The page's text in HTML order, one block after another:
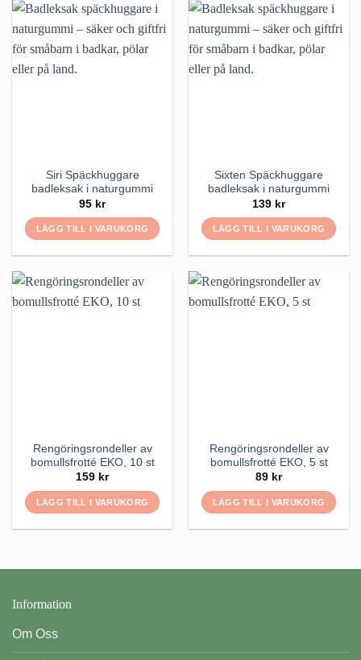
Siri Späckhuggare
badleksak i naturgummi
95 kr
LÄGG TILL I VARUKORG
Sixten Späckhuggare
badleksak i naturgummi
139 kr
LÄGG TILL I VARUKORG
Rengöringsrondeller av
bomullsfrotté EKO, 10 st
159 kr
LÄGG TILL I VARUKORG
Rengöringsrondeller av
bomullsfrotté EKO, 5 st
89 kr
LÄGG TILL I VARUKORG
Information
Om Oss